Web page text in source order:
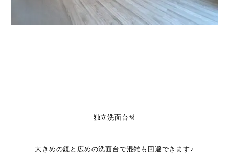
独立洗面台🫧
大きめの鏡と広めの洗面台で混雑も回避できます♪